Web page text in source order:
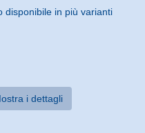
disponibile in più varianti
i dettagli